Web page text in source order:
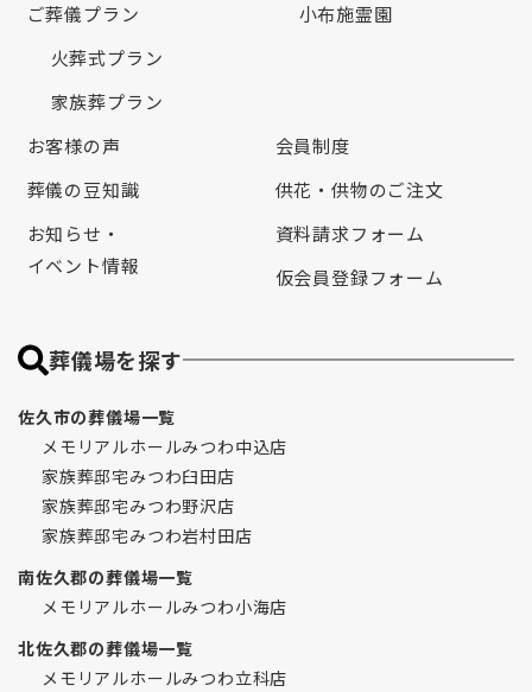
ご葬儀プラン
火葬式プラン
家族葬プラン
小布施霊園
お客様の声
葬儀の豆知識
お知らせ・
イベント情報
会員制度
供花・供物のご注文
資料請求フォーム
仮会員登録フォーム
葬儀場を探す
佐久市の葬儀場一覧
メモリアルホールみつわ中込店
家族葬邸宅みつわ臼田店
家族葬邸宅みつわ野沢店
家族葬邸宅みつわ岩村田店
南佐久郡の葬儀場一覧
メモリアルホールみつわ小海店
北佐久郡の葬儀場一覧
メモリアルホールみつわ立科店